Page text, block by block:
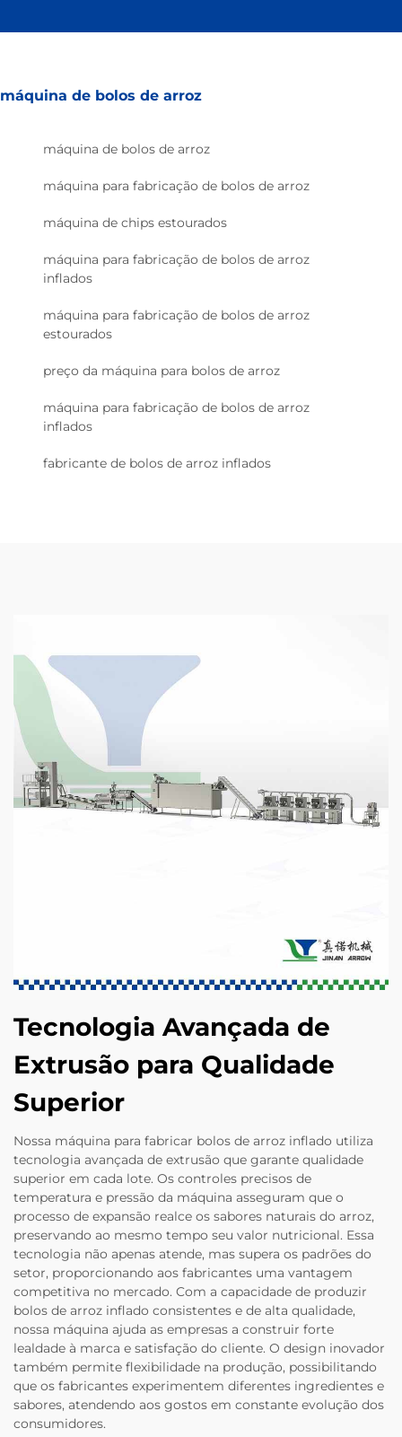
máquina de bolos de arroz
máquina de bolos de arroz
máquina para fabricação de bolos de arroz
máquina de chips estourados
máquina para fabricação de bolos de arroz
inflados
máquina para fabricação de bolos de arroz
estourados
preço da máquina para bolos de arroz
máquina para fabricação de bolos de arroz
inflados
fabricante de bolos de arroz inflados
Tecnologia Avançada de
Extrusão para Qualidade
Superior
Nossa máquina para fabricar bolos de arroz inflado utiliza
tecnologia avançada de extrusão que garante qualidade
superior em cada lote. Os controles precisos de
temperatura e pressão da máquina asseguram que o
processo de expansão realce os sabores naturais do arroz,
preservando ao mesmo tempo seu valor nutricional. Essa
tecnologia não apenas atende, mas supera os padrões do
setor, proporcionando aos fabricantes uma vantagem
competitiva no mercado. Com a capacidade de produzir
bolos de arroz inflado consistentes e de alta qualidade,
nossa máquina ajuda as empresas a construir forte
lealdade à marca e satisfação do cliente. O design inovador
também permite flexibilidade na produção, possibilitando
que os fabricantes experimentem diferentes ingredientes e
sabores, atendendo aos gostos em constante evolução dos
consumidores.